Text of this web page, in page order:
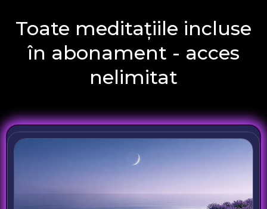
Toate meditațiile incluse
în abonament - acces
nelimitat